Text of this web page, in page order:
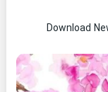
Download